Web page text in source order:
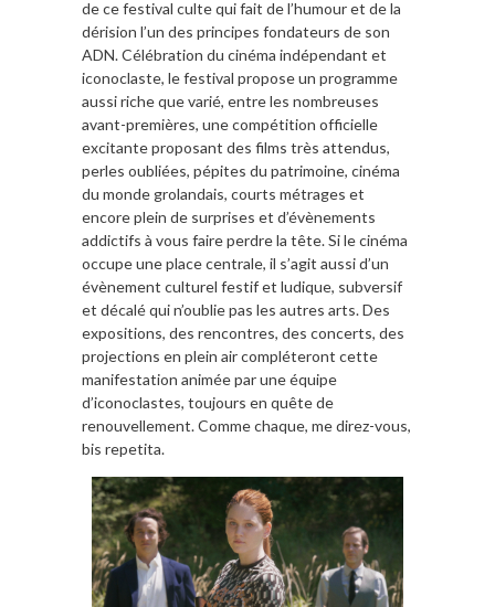
de ce festival culte qui fait de l’humour et de la
dérision l’un des principes fondateurs de son
ADN. Célébration du cinéma indépendant et
iconoclaste, le festival propose un programme
aussi riche que varié, entre les nombreuses
avant-premières, une compétition officielle
excitante proposant des films très attendus,
perles oubliées, pépites du patrimoine, cinéma
du monde grolandais, courts métrages et
encore plein de surprises et d’évènements
addictifs à vous faire perdre la tête. Si le cinéma
occupe une place centrale, il s’agit aussi d’un
évènement culturel festif et ludique, subversif
et décalé qui n’oublie pas les autres arts. Des
expositions, des rencontres, des concerts, des
projections en plein air compléteront cette
manifestation animée par une équipe
d’iconoclastes, toujours en quête de
renouvellement. Comme chaque, me direz-vous,
bis repetita.